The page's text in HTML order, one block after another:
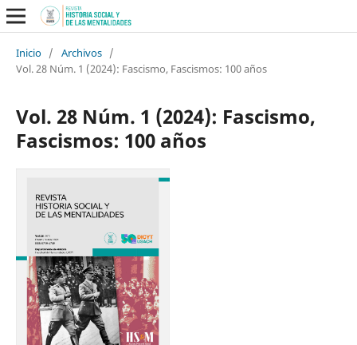
Inicio / Archivos /
Vol. 28 Núm. 1 (2024): Fascismo, Fascismos: 100 años
Vol. 28 Núm. 1 (2024): Fascismo,
Fascismos: 100 años